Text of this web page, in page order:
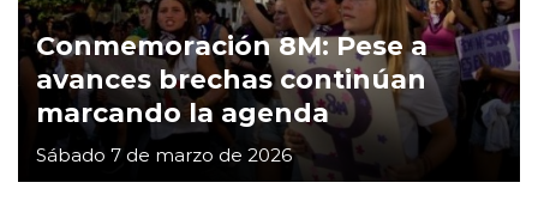
Conmemoración 8M: Pese a
avances brechas continúan
marcando la agenda
Sábado 7 de marzo de 2026